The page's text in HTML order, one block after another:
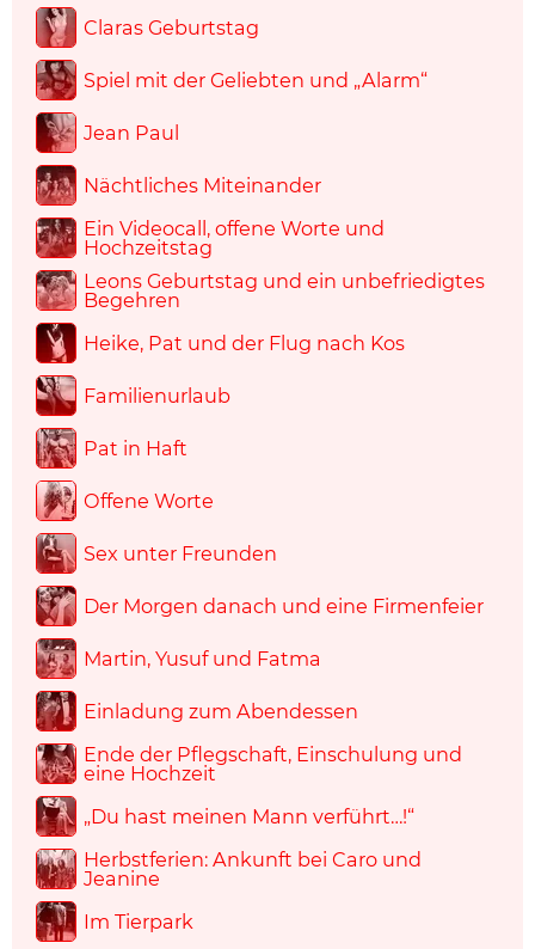
Claras Geburtstag
Spiel mit der Geliebten und „Alarm“
Jean Paul
Nächtliches Miteinander
Ein Videocall, offene Worte und
Hochzeitstag
Leons Geburtstag und ein unbefriedigtes
Begehren
Heike, Pat und der Flug nach Kos
Familienurlaub
Pat in Haft
Offene Worte
Sex unter Freunden
Der Morgen danach und eine Firmenfeier
Martin, Yusuf und Fatma
Einladung zum Abendessen
Ende der Pflegschaft, Einschulung und
eine Hochzeit
„Du hast meinen Mann verführt…!“
Herbstferien: Ankunft bei Caro und
Jeanine
Im Tierpark